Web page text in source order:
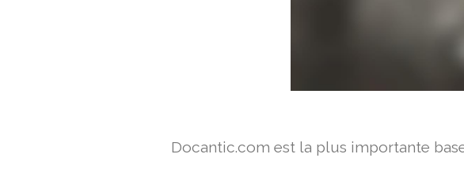
Docantic.com est la plus importante